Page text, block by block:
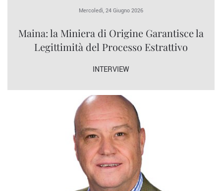
Mercoledì, 24 Giugno 2026
Maina: la Miniera di Origine Garantisce la
Legittimità del Processo Estrattivo
INTERVIEW